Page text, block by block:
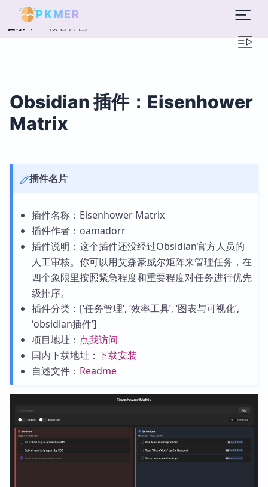
PKMER
目录 核心特色
Obsidian 插件：Eisenhower
Matrix
插件名片
插件名称：Eisenhower Matrix
插件作者：oamadorr
插件说明：这个插件还没经过Obsidian官方人员的
人工审核。你可以用艾森豪威尔矩阵来管理任务，在
四个象限里按照紧急程度和重要程度对任务进行优先
级排序。
插件分类：[‘任务管理’, ‘效率工具’, ‘图表与可视化’,
‘obsidian插件’]
项目地址： 点我访问
国内下载地址： 下载安装
自述文件： Readme